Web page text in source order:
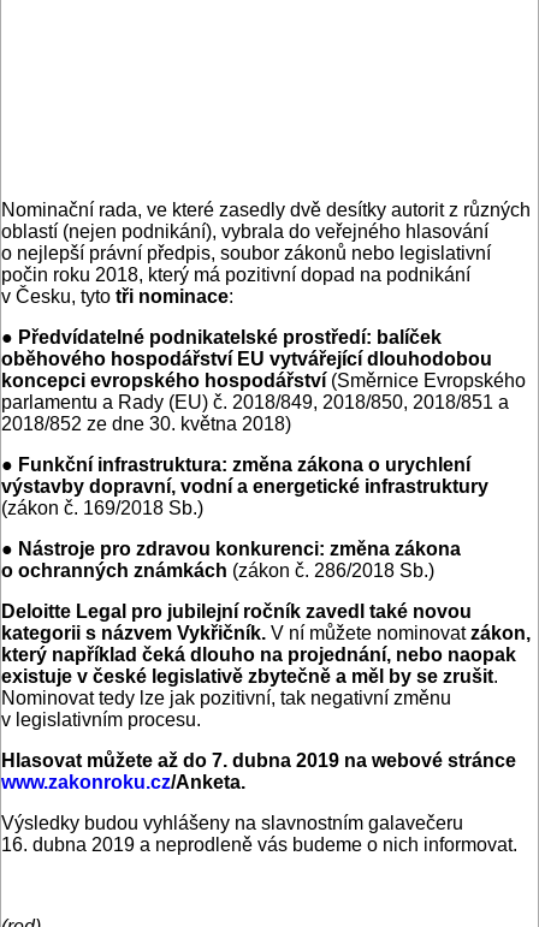
Nominační rada, ve které zasedly dvě desítky autorit z různých
oblastí (nejen podnikání), vybrala do veřejného hlasování
o nejlepší právní předpis, soubor zákonů nebo legislativní
počin roku 2018, který má pozitivní dopad na podnikání
v Česku, tyto tři nominace:
● Předvídatelné podnikatelské prostředí: balíček
oběhového hospodářství EU vytvářející dlouhodobou
koncepci evropského hospodářství (Směrnice Evropského
parlamentu a Rady (EU) č. 2018/849, 2018/850, 2018/851 a
2018/852 ze dne 30. května 2018)
● Funkční infrastruktura: změna zákona o urychlení
výstavby dopravní, vodní a energetické infrastruktury
(zákon č. 169/2018 Sb.)
● Nástroje pro zdravou konkurenci: změna zákona
o ochranných známkách (zákon č. 286/2018 Sb.)
Deloitte Legal pro jubilejní ročník zavedl také novou
kategorii s názvem Vykřičník. V ní můžete nominovatzákon,
který například čeká dlouho na projednání, nebo naopak
existuje v české legislativě zbytečně a měl by se zrušit.
Nominovat tedy lze jak pozitivní, tak negativní změnu
v legislativním procesu.
Hlasovat můžete až do 7. dubna 2019 na webové stránce
www.zakonroku.cz/Anketa.
Výsledky budou vyhlášeny na slavnostním galavečeru
16. dubna 2019 a neprodleně vás budeme o nich informovat.